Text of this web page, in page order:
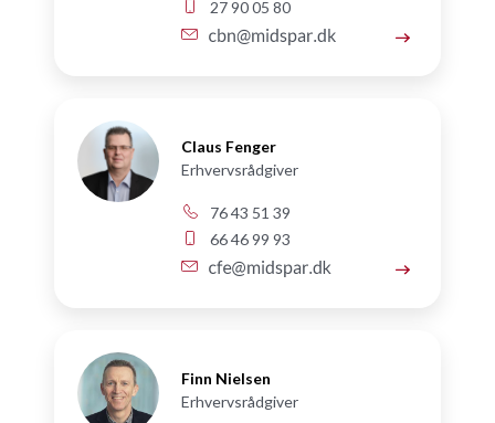
27 90 05 80
Claus Fenger
Erhvervsrådgiver
76 43 51 39
66 46 99 93
Finn Nielsen
Erhvervsrådgiver